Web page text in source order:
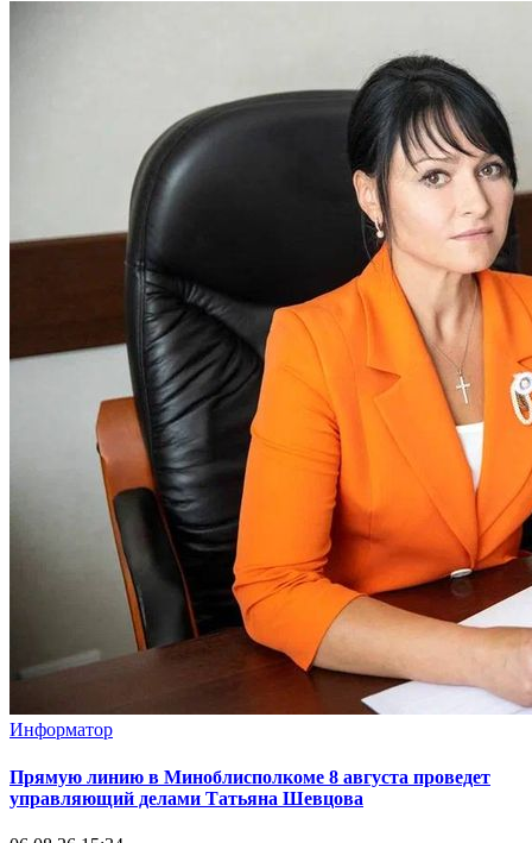
Информатор
Прямую линию в Миноблисполкоме 8 августа проведет
управляющий делами Татьяна Шевцова